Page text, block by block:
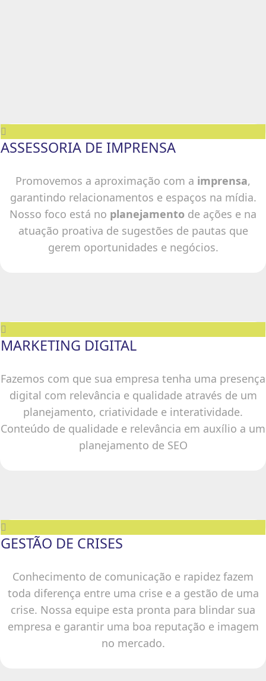
ASSESSORIA DE IMPRENSA
Promovemos a aproximação com a imprensa,
garantindo relacionamentos e espaços na mídia.
Nosso foco está no planejamento de ações e na
atuação proativa de sugestões de pautas que
gerem oportunidades e negócios.
MARKETING DIGITAL
Fazemos com que sua empresa tenha uma presença
digital com relevância e qualidade através de um
planejamento, criatividade e interatividade.
Conteúdo de qualidade e relevância em auxílio a um
planejamento de SEO
GESTÃO DE CRISES
Conhecimento de comunicação e rapidez fazem
toda diferença entre uma crise e a gestão de uma
crise. Nossa equipe esta pronta para blindar sua
empresa e garantir uma boa reputação e imagem
no mercado.